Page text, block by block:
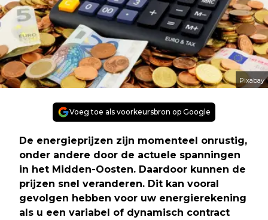
Pixabay
Voeg toe als voorkeursbron op Google
De energieprijzen zijn momenteel onrustig,
onder andere door de actuele spanningen
in het Midden-Oosten. Daardoor kunnen de
prijzen snel veranderen. Dit kan vooral
gevolgen hebben voor uw energierekening
als u een variabel of dynamisch contract